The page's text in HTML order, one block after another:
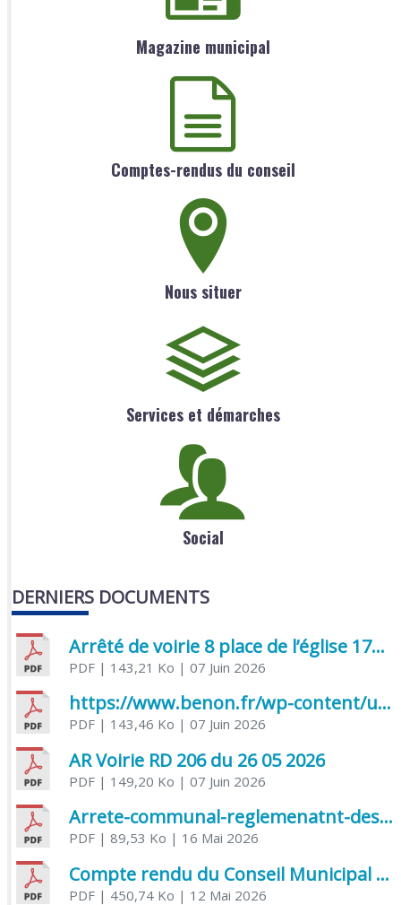
Magazine municipal
Comptes-rendus du conseil
Nous situer
Services et démarches
Social
DERNIERS DOCUMENTS
Arrêté de voirie 8 place de l’église 17170 Benon
PDF| 143,21 Ko | 07 Juin 2026
https://www.benon.fr/wp-content/uploads/2026/06/AR-Voirie-Chemin-de-Lafond-du-26-05-2026.pdf
PDF| 143,46 Ko | 07 Juin 2026
AR Voirie RD 206 du 26 05 2026
PDF| 149,20 Ko | 07 Juin 2026
Arrete-communal-reglemenatnt-des-bruits-de-voisinage-et-des-activites-bruyantes
PDF| 89,53 Ko | 16 Mai 2026
Compte rendu du Conseil Municipal du 06 mai 2026
PDF| 450,74 Ko | 12 Mai 2026